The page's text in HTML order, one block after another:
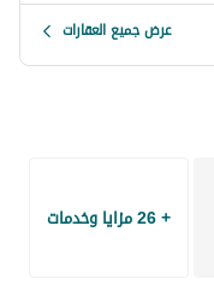
عرض جميع العقارات
+ 26 مزايا وخدمات